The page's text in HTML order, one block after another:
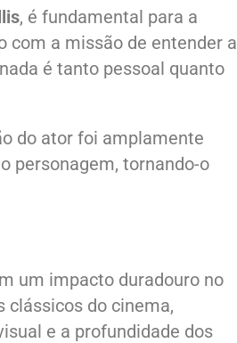
, é fundamental para a
com a missão de entender a
é tanto pessoal quanto
do ator foi amplamente
personagem, tornando-o
um impacto duradouro no
clássicos do cinema,
e a profundidade dos